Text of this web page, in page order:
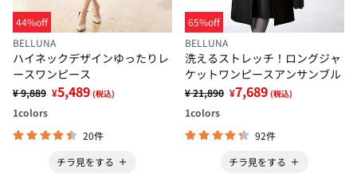
44%off
BELLUNA
ハイネックデザインゆったりレ
ースワンピース
¥ 9,889 ¥5,489 (税込)
1colors
20件
チラ見をする
65%off
BELLUNA
洗えるストレッチ！ロングジャ
ケットワンピースアンサンブル
¥ 21,890 ¥7,689 (税込)
1colors
92件
チラ見をする